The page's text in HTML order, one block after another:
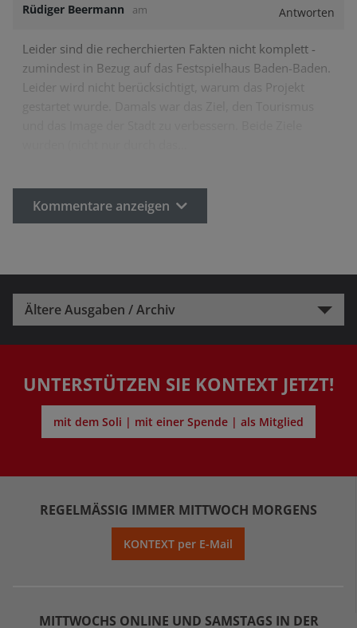
Rüdiger Beermann am Antworten
Leider sind die recherchierten Fakten nicht komplett -
zumindest in Bezug auf das Festspielhaus Baden-Baden.
Leider wird nicht berücksichtigt, warum das Projekt
Kommentare anzeigen
Ältere Ausgaben / Archiv
UNTERSTÜTZEN SIE KONTEXT JETZT!
mit dem Soli | mit einer Spende | als Mitglied
REGELMÄSSIG IMMER MITTWOCH MORGENS
KONTEXT per E-Mail
MITTWOCHS ONLINE UND SAMSTAGS IN DER